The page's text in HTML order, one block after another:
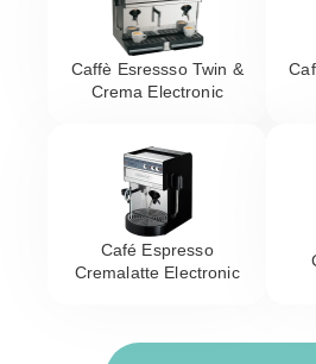
Caffè Esressso Twin &
Crema Electronic
Café Espresso
Cremalatte Electronic